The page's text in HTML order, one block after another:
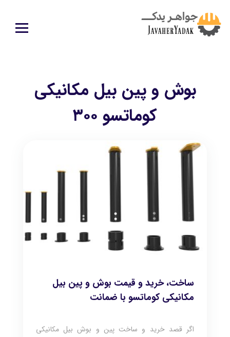
بوش و پین بیل مکانیکی
کوماتسو ۳۰۰
ساخت، خرید و قیمت بوش و پین بیل
مکانیکی کوماتسو با ضمانت
اگر قصد خرید و ساخت پین و بوش بیل مکانیکی